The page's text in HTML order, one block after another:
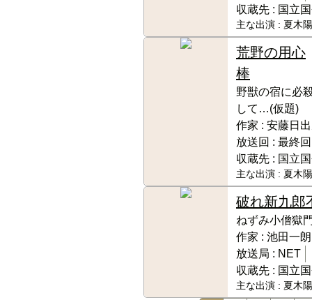
収蔵先 : 国立
主な出演 : 夏木
荒野の用心
棒
野獣の宿に必
して…(仮題)
作家 : 安藤日
放送回 : 最終回
収蔵先 : 国立
主な出演 : 夏木
破れ新九郎
ねずみ小僧獄
作家 : 池田一朗
放送局 : NET
収蔵先 : 国立
主な出演 : 夏木